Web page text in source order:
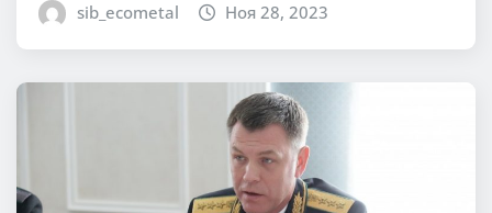
sib_ecometal Ноя 28, 2023